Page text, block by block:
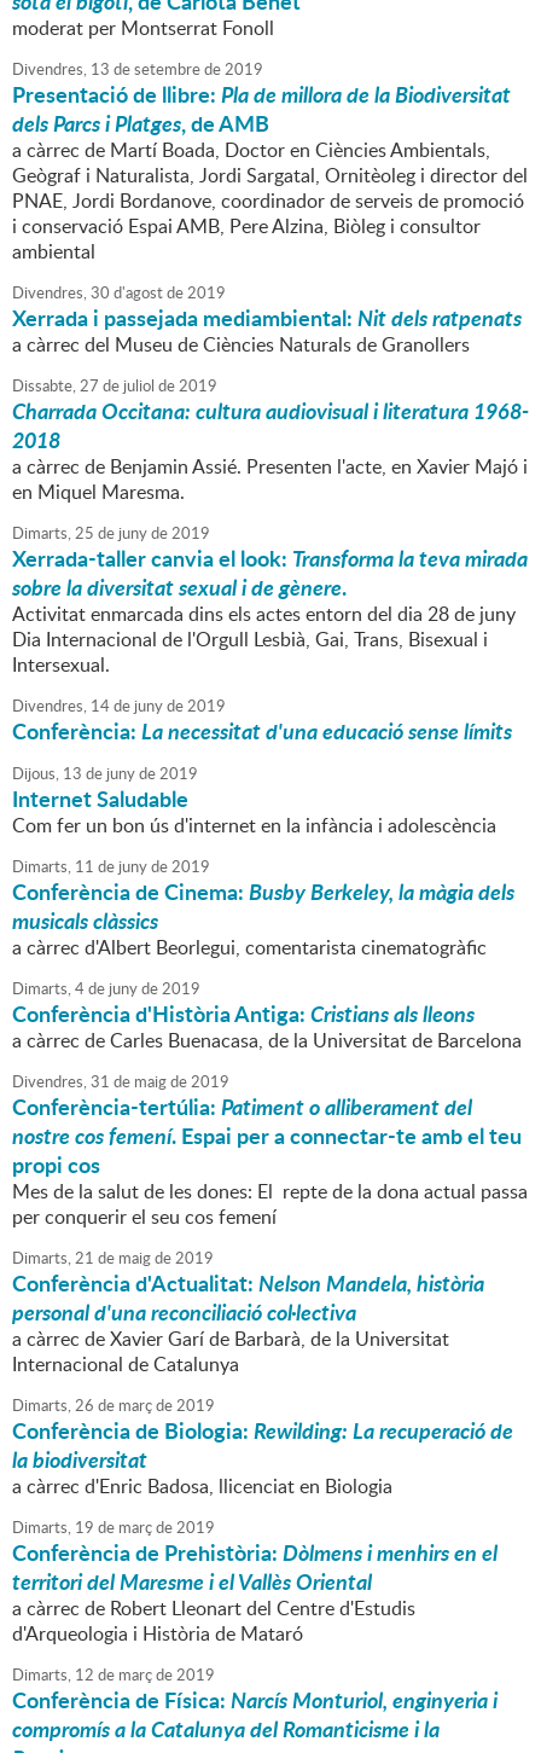
moderat per Montserrat Fonoll
Divendres, 13 desetembrede2019
Presentació de llibre:Pla de millora de la Biodiversitat
dels Parcs i Platges, de AMB
a càrrec de Martí Boada, Doctor en Ciències Ambientals,
Geògraf i Naturalista, Jordi Sargatal, Ornitèoleg i director del
PNAE, Jordi Bordanove, coordinador de serveis de promoció
i conservació Espai AMB, Pere Alzina, Biòleg i consultor
ambiental
Divendres,30 d'agostde2019
Xerrada i passejada mediambiental:Nit dels ratpenats
a càrrec del Museu de Ciències Naturals de Granollers
Dissabte,27 de juliol de2019
Charrada Occitana: cultura audiovisual i literatura 1968-
2018
a càrrec de Benjamin Assié. Presenten l'acte, en Xavier Majó i
en Miquel Maresma.
Dimarts,25 de junyde2019
Xerrada-taller canvia el look: Transforma la teva mirada
sobre la diversitat sexual i de gènere.
Activitat enmarcada dins els actes entorn del dia 28 de juny
Dia Internacional de l'Orgull Lesbià, Gai, Trans, Bisexual i
Intersexual.
Divendres, 14de junyde2019
Conferència:La necessitat d'una educació sense límits
Dijous, 13 de junyde2019
Internet Saludable
Com fer un bon ús d'internet en la infància i adolescència
Dimarts, 11 de junyde2019
Conferència de Cinema:Busby Berkeley, la màgia dels
musicals clàssics
a càrrec d'Albert Beorlegui, comentarista cinematogràfic
Dimarts,4de junyde2019
Conferència d'Història Antiga:Cristians als lleons
a càrrec de Carles Buenacasa, de la Universitat de Barcelona
Divendres,31 de maigde2019
Conferència-tertúlia:Patiment o alliberament del
nostre cos femení. Espai per a connectar-te amb el teu
propi cos
Mes de la salut de les dones: El repte de la dona actual passa
per conquerir el seu cos femení
Dimarts,21 de maigde2019
Conferència d'Actualitat:Nelson Mandela, història
personal d'una reconciliació col·lectiva
a càrrec de Xavier Garí de Barbarà, de la Universitat
Internacional de Catalunya
Dimarts,26 de marçde2019
Conferència de Biologia:Rewilding: La recuperació de
la biodiversitat
a càrrec d'Enric Badosa, llicenciat en Biologia
Dimarts, 19 de marçde2019
Conferència de Prehistòria:Dòlmens i menhirs en el
territori del Maresme i el Vallès Oriental
a càrrec de Robert Lleonart del Centre d'Estudis
d'Arqueologia i Història de Mataró
Dimarts, 12 de marçde2019
Conferència de Física:Narcís Monturiol, enginyeria i
compromís a la Catalunya del Romanticisme i la